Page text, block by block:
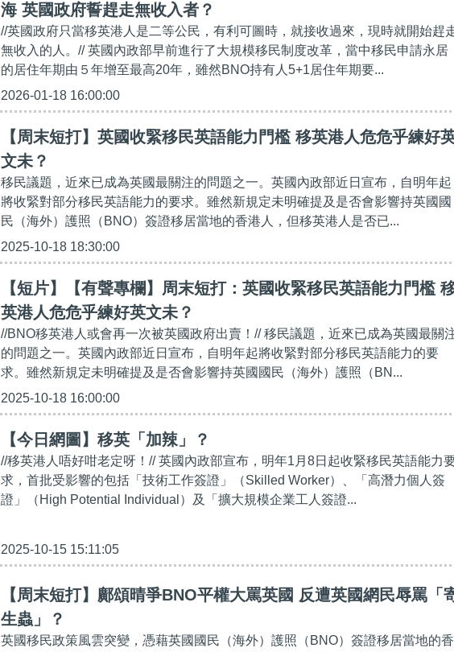
海 英國政府誓趕走無收入者？
//英國政府只當移英港人是二等公民，有利可圖時，就接收過來，現時就開始趕
無收入的人。// 英國內政部早前進行了大規模移民制度改革，當中移民申請永居
的居住年期由５年增至最高20年，雖然BNO持有人5+1居住年期要...
2026-01-18 16:00:00
【周末短打】英國收緊移民英語能力門檻 移英港人危危乎練好
文未？
移民議題，近來已成為英國最關注的問題之一。英國內政部近日宣布，自明年起
將收緊對部分移民英語能力的要求。雖然新規定未明確提及是否會影響持英國國
民（海外）護照（BNO）簽證移居當地的香港人，但移英港人是否已...
2025-10-18 18:30:00
【短片】【有聲專欄】周末短打：英國收緊移民英語能力門檻
英港人危危乎練好英文未？
//BNO移英港人或會再一次被英國政府出賣！// 移民議題，近來已成為英國最關
的問題之一。英國內政部近日宣布，自明年起將收緊對部分移民英語能力的要
求。雖然新規定未明確提及是否會影響持英國國民（海外）護照（BN...
2025-10-18 16:00:00
【今日網圖】移英「加辣」？
//移英港人唔好咁老定呀！// 英國內政部宣布，明年1月8日起收緊移民英語能力
求，首批受影響的包括「技術工作簽證」（Skilled Worker）、「高潛力個人簽
證」（High Potential Individual）及「擴大規模企業工人簽證...
2025-10-15 15:11:05
【周末短打】鄺頌晴爭BNO平權大罵英國 反遭英國網民辱罵「
生蟲」？
英國移民政策風雲突變，憑藉英國國民（海外）護照（BNO）簽證移居當地的香